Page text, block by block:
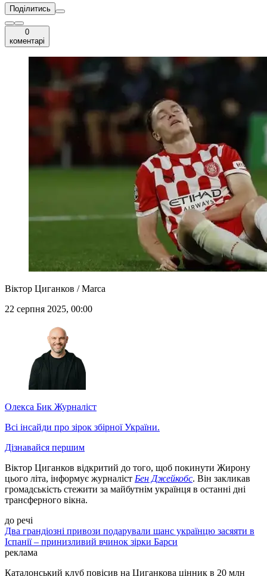
Поділитись
0
коментарі
Віктор Циганков / Marca
22 серпня 2025, 00:00
Олекса Бик Журналіст
Всі інсайди про зірок збірної України.
Дізнавайся першим
Віктор Циганков відкритий до того, щоб покинути Жирону
цього літа, інформує журналіст Бен Джейкобс. Він закликав
громадськість стежити за майбутнім українця в останні дні
трансферного вікна.
до речі
Два грандіозні привози подарували шанс українцю засяяти в
Іспанії – принизливий вчинок зірки Барси
реклама
Каталонський клуб повісив на Циганкова цінник в 20 млн